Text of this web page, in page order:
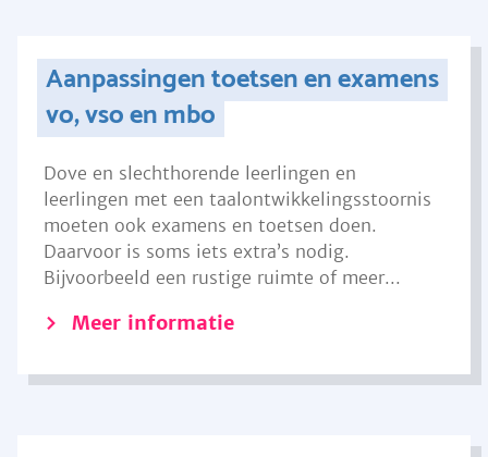
Aanpassingen toetsen en examens
vo, vso en mbo
Dove en slechthorende leerlingen en
leerlingen met een taalontwikkelingsstoornis
moeten ook examens en toetsen doen.
Daarvoor is soms iets extra’s nodig.
Bijvoorbeeld een rustige ruimte of meer...
Meer informatie